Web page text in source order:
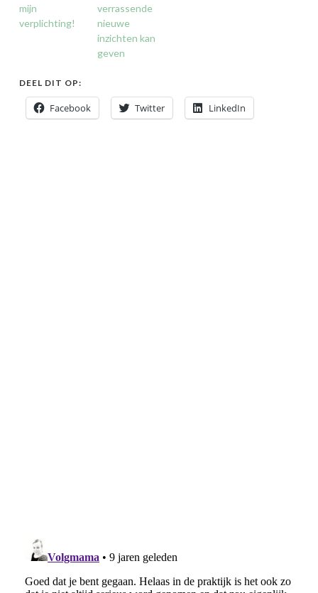
mijn
verplichting!
verrassende
nieuwe
inzichten kan
geven
DEEL DIT OP:
Facebook Twitter LinkedIn